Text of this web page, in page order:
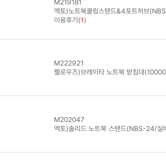
M219181
엑토)노트북쿨링스탠드&4포트허브
이용후기(1)
M222921
펠로우즈)브레이타 노트북 받침대
M202047
엑토)솔리드 노트북 스탠드(NBS-24/실